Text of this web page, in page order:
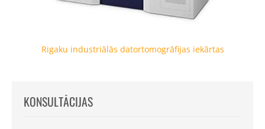
KONSULTĀCIJAS
Rigaku industriālās datortomogrāfijas iekārtas